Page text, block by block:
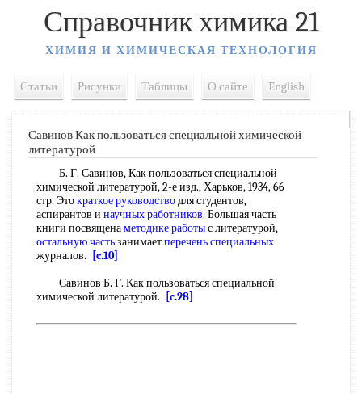
Справочник химика 21
ХИМИЯ И ХИМИЧЕСКАЯ ТЕХНОЛОГИЯ
Статьи Рисунки Таблицы О сайте English
Савинов Как пользоваться специальной химической
литературой
Б. Г. Савинов, Как пользоваться специальной
химической литературой, 2-е изд., Харьков, 1934, 66
стр. Этократкое руководстводля студентов,
аспирантов и научных работников. Большая часть
книги посвященаметодике работыс литературой,
остальную частьзанимаетперечень специальных
журналов.
[c.10]
Савинов Б. Г. Как пользоваться специальной
химической литературой.
[c.28]